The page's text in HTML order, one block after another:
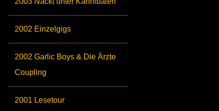
2002 Einzelgigs
2002 Garlic Boys & Die Ärzte
Coupling
2001 Lesetour